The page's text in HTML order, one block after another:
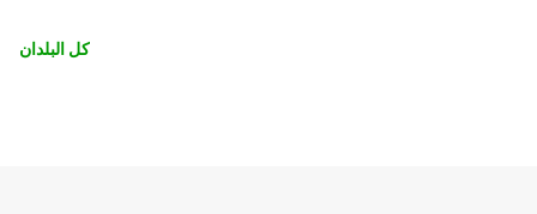
كل البلدان